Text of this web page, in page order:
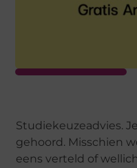
Studiekeuzeadvies.
gehoord. Misschien
eens verteld of